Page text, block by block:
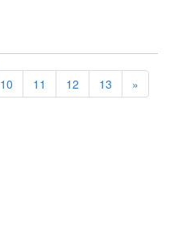
10 11 12 13 »